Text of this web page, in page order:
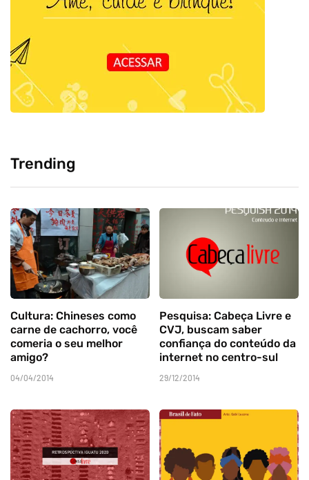
Trending
Cultura: Chineses como
carne de cachorro, você
comeria o seu melhor
amigo?
04/04/2014
Pesquisa: Cabeça Livre e
CVJ, buscam saber
confiança do conteúdo da
internet no centro-sul
29/12/2014